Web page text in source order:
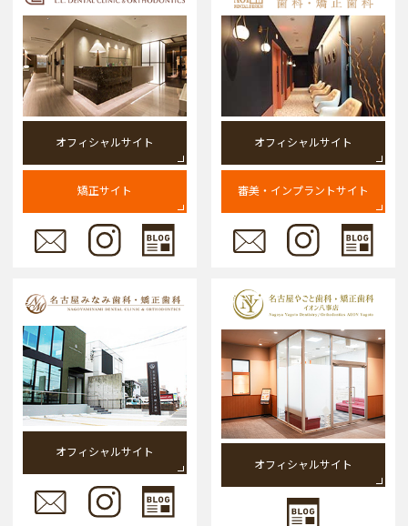
オフィシャルサイト
矯正サイト
オフィシャルサイト
審美・インプラントサイト
オフィシャルサイト
オフィシャルサイト